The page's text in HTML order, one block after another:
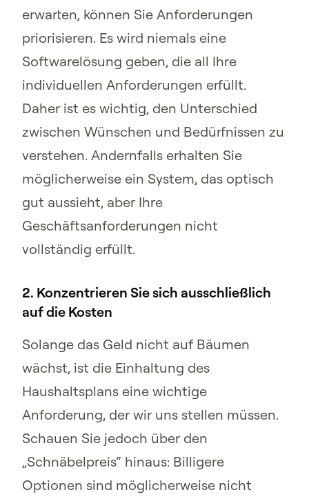
erwarten, können Sie Anforderungen
priorisieren. Es wird niemals eine
Softwarelösung geben, die all Ihre
individuellen Anforderungen erfüllt.
Daher ist es wichtig, den Unterschied
zwischen Wünschen und Bedürfnissen zu
verstehen. Andernfalls erhalten Sie
möglicherweise ein System, das optisch
gut aussieht, aber Ihre
Geschäftsanforderungen nicht
vollständig erfüllt.
2. Konzentrieren Sie sich ausschließlich
auf die Kosten
Solange das Geld nicht auf Bäumen
wächst, ist die Einhaltung des
Haushaltsplans eine wichtige
Anforderung, der wir uns stellen müssen.
Schauen Sie jedoch über den
„Schnäbelpreis“ hinaus: Billigere
Optionen sind möglicherweise nicht